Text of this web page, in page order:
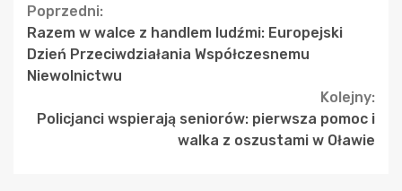
Continue
Reading
Poprzedni:
Razem w walce z handlem ludźmi: Europejski
Dzień Przeciwdziałania Współczesnemu
Niewolnictwu
Kolejny:
Policjanci wspierają seniorów: pierwsza pomoc i
walka z oszustami w Oławie